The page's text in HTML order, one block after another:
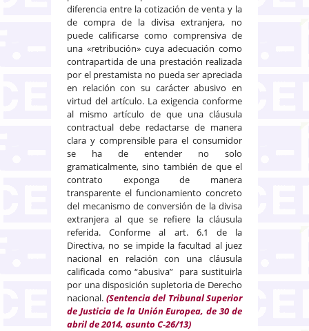
diferencia entre la cotización de venta y la
de compra de la divisa extranjera, no
puede calificarse como comprensiva de
una «retribución» cuya adecuación como
contrapartida de una prestación realizada
por el prestamista no pueda ser apreciada
en relación con su carácter abusivo en
virtud del artículo. La exigencia conforme
al mismo artículo de que una cláusula
contractual debe redactarse de manera
clara y comprensible para el consumidor
se ha de entender no solo
gramaticalmente, sino también de que el
contrato exponga de manera
transparente el funcionamiento concreto
del mecanismo de conversión de la divisa
extranjera al que se refiere la cláusula
referida. Conforme al art. 6.1 de la
Directiva, no se impide la facultad al juez
nacional en relación con una cláusula
calificada como “abusiva” para sustituirla
por una disposición supletoria de Derecho
nacional. (Sentencia del Tribunal Superior
de Justicia de la Unión Europea, de 30 de
abril de 2014, asunto C-26/13)